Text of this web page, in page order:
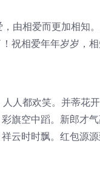
由相爱而更加相知
祝相爱年年岁岁，相
人都欢笑。并蒂花
旗空中蹈。新郎才
云时时飘。红包源